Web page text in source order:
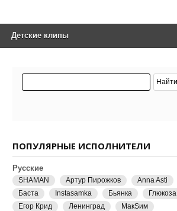
Детские клипы
ПОПУЛЯРНЫЕ ИСПОЛНИТЕЛИ
Русские
SHAMAN Артур Пирожков
Anna Asti
Баста
Instasamka Бьянка
Глюкоза
Егор Крид
Ленинград
МакSим